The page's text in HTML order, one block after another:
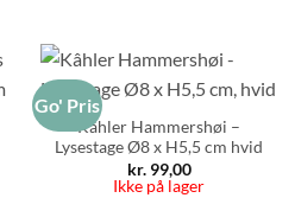
Go' Pris
Kâhler Hammershøi –
Lysestage Ø8 x H5,5 cm hvid
kr.99,00
Ikke på lager